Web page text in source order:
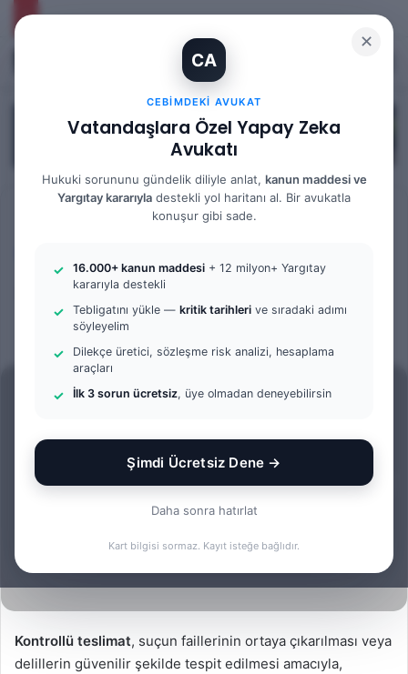
✕
CA
CEBIMDEKI AVUKAT
Vatandaşlara Özel Yapay Zeka
Avukatı
Hukuki sorununu gündelik diliyle anlat, kanun maddesi ve
Yargıtay kararıyla destekli yol haritanı al. Bir avukatla
konuşur gibi sade.
16.000+ kanun maddesi + 12 milyon+ Yargıtay
kararıyla destekli
Tebligatını yükle — kritik tarihleri ve sıradaki adımı
söyleyelim
Dilekçe üretici, sözleşme risk analizi, hesaplama
araçları
İlk 3 sorun ücretsiz, üye olmadan deneyebilirsin
Şimdi Ücretsiz Dene →
Daha sonra hatırlat
Kart bilgisi sormaz. Kayıt isteğe bağlıdır.
Bilgi Bankası
Kontrollü Teslimat Nedir?
Bir
e-
posta
göndermek
0 329
Kontrollü teslimat, suçun faillerinin ortaya çıkarılması veya
delillerin güvenilir şekilde tespit edilmesi amacıyla,